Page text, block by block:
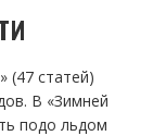
(47 статей)
В «Зимней
подо льдом